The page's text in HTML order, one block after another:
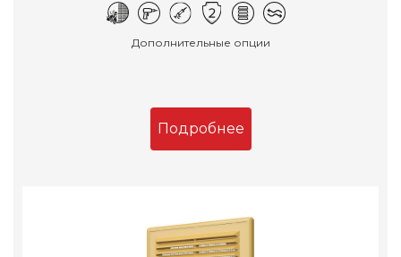
Дополнительные опции
Подробнее